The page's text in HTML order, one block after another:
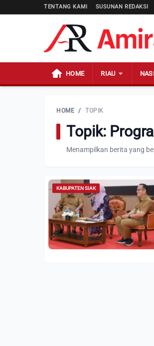
TENTANG KAMI SUSUNAN REDAKSI
HOME RIAU
HOME / TOPIK
Topik:
Menampilkan berita yang
KABUPATEN SIAK